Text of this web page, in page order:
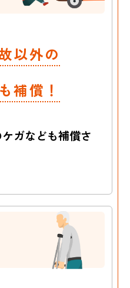
以外の
補償！
ガなども補償さ